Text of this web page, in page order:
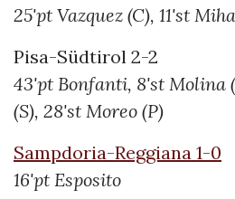
25'pt Vazquez (C), 11'st
Pisa-Südtirol 2-2
43'pt Bonfanti, 8'st Molina
(S), 28'st Moreo (P)
Sampdoria-Reggiana 1-0
16'pt Esposito